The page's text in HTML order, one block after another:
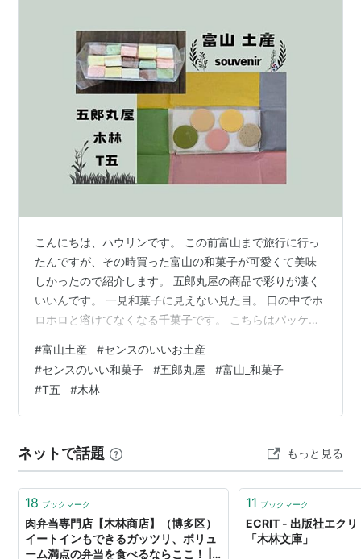
こんにちは、ハウリンです。 この前富山まで旅行に行っ
たんですが、その時買った富山の和菓子が可愛くて美味
しかったので紹介します。 五郎丸屋の商品で彩りが凄く
いいんです。 一見和菓子に見えない見た目。 口の中でホ
ロホロと溶けてなくなる千菓子です。 こちらはパッケー
（ティーゴ）」。 「T五」を開けてみるとキレイでカラ
フルな包み紙にこれまた淡くてキレイ色の５つの丸い千
菓子が現われます。 薄い千菓子で、噛んだ感じはサクッ
としているんですがすぐ口の中で溶けていきます。 桜、
枚入り、２４枚入り、４０枚入りが…
#富山土産 #センスのいいお土産
#センスのいい和菓子 #五郎丸屋 #富山_和菓子
#T五 #木林
ネットで話題 もっと見る
18 ブックマーク
肉弁当専門店【木林商店】（博多区）
イートインもできるガッツリ、ボリュ
ーム満点の弁当を食べるならここ！ |
11 ブックマーク
ECRIT - 出版社エク
「木林文庫」